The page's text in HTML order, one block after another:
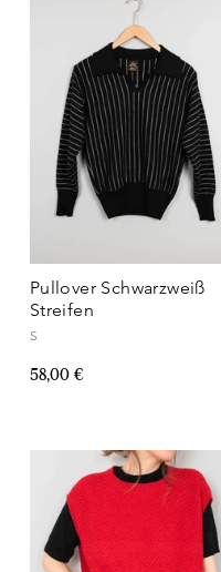
Pullover Schwarzweiß
Streifen
S
58,00 €